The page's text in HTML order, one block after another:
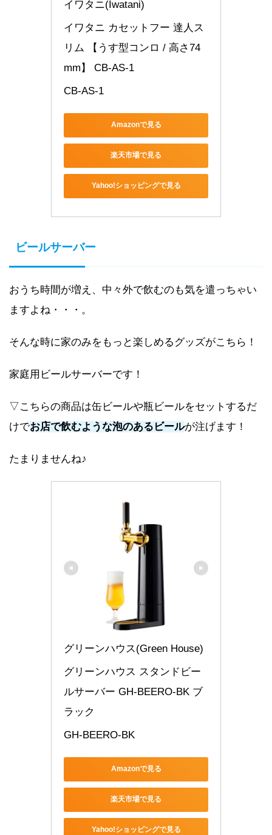
イワタニ(Iwatani)
イワタニ カセットフー 達人ス
リム 【うす型コンロ / 高さ74
mm】 CB-AS-1
CB-AS-1
Amazonで見る
楽天市場で見る
Yahoo!ショッピングで見る
ビールサーバー
おうち時間が増え、中々外で飲むのも気を遣っちゃい
ますよね・・・。
そんな時に家のみをもっと楽しめるグッズがこちら！
家庭用ビールサーバーです！
▽こちらの商品は缶ビールや瓶ビールをセットするだ
けでお店で飲むような泡のあるビールが注げます！
たまりませんね♪
グリーンハウス(Green House)
グリーンハウス スタンドビー
ルサーバー GH-BEERO-BK ブ
ラック
GH-BEERO-BK
Amazonで見る
楽天市場で見る
Yahoo!ショッピングで見る